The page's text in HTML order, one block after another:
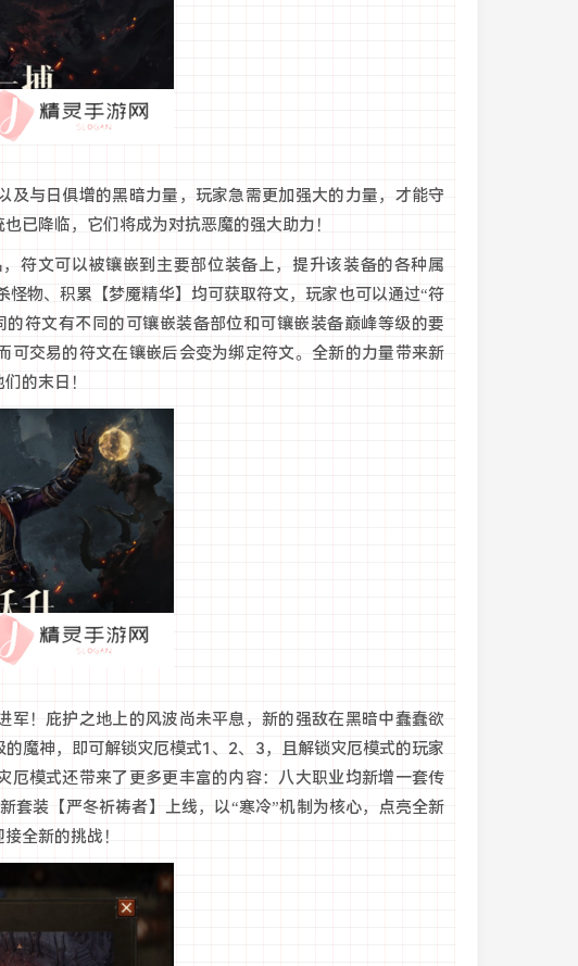
及与日俱增的黑暗力量，玩家急需更加强大的力量，才能守
已降临，它们将成为对抗恶魔的强大助力！
符文可以被镶嵌到主要部位装备上，提升该装备的各种属
物、积累【梦魇精华】均可获取符文，玩家也可以通过“符
符文有不同的可镶嵌装备部位和可镶嵌装备巅峰等级的要
可交易的符文在镶嵌后会变为绑定符文。全新的力量带来新
的末日！
军！庇护之地上的风波尚未平息，新的强敌在黑暗中蠢蠢欲
魔神，即可解锁灾厄模式1、2、3，且解锁灾厄模式的玩家
厄模式还带来了更多更丰富的内容：八大职业均新增一套传
套装【严冬祈祷者】上线，以“寒冷”机制为核心，点亮全新
全新的挑战！